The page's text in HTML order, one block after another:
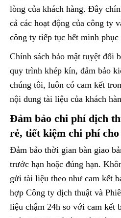
lòng của khách hàng. Đây
cả các hoạt động của công ty
công ty tiếp tục hết mình phục
Chính sách bảo mật tuyệt đối
quy trình khép kín, đảm bảo
chúng tôi, luôn có cam kết
nội dung tài liệu của khách
Đảm bảo chi phí dịch
rẻ, tiết kiệm chi phí cho
Đảm bảo thời gian bàn giao
trước hạn hoặc đúng hạn.
gửi tài liệu theo như cam kết
hợp Công ty dịch thuật và
liệu chậm 24h so với cam kết